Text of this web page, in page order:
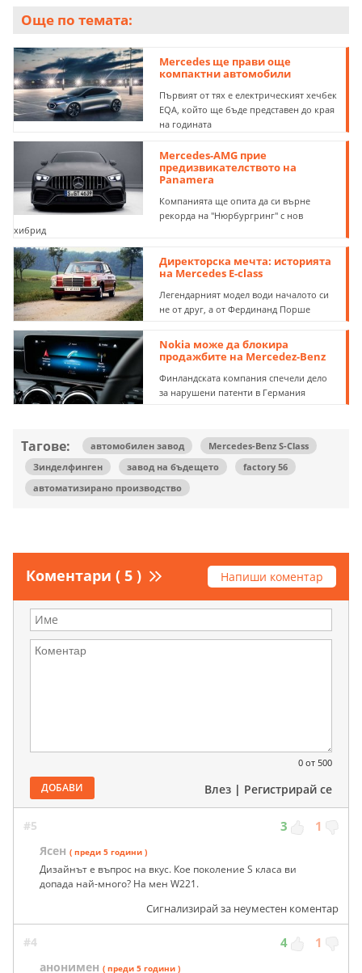
Още по темата:
Mercedes ще прави още
компактни автомобили
Първият от тях е електрическият хечбек
EQA, който ще бъде представен до края
на годината
Mercedes-AMG прие
предизвикателството на
Panamera
Компанията ще опита да си върне
рекорда на "Нюрбургринг" с нов
хибрид
Директорска мечта: историята
на Mercedes Е-class
Легендарният модел води началото си
не от друг, а от Фердинанд Порше
Nokia може да блокира
продажбите на Mercedez-Benz
Финландската компания спечели дело
за нарушени патенти в Германия
Тагове: автомобилен завод
Mercedes-Benz S-Class
Зинделфинген
завод на бъдещето
factory 56
автоматизирано производство
Коментари ( 5 ) Напиши коментар
0 от 500
ДОБАВИ Влез | Регистрирай се
#5 3 1
Ясен ( преди 5 години )
Дизайнът е въпрос на вкус. Кое поколение S класа ви
допада най-много? На мен W221.
Сигнализирай за неуместен коментар
#4 4 1
анонимен ( преди 5 години )